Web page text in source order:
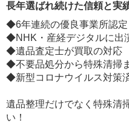
長年選ばれ続けた信頼と実
◆6年連続の優良事業所認定
◆NHK・産経デジタルに出
◆遺品査定士が買取の対応
◆不要品処分から特殊清掃
◆新型コロナウイルス対策
遺品整理だけでなく特殊清
い！